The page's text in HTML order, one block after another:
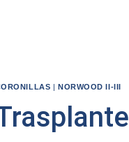
| NORWOOD II-III